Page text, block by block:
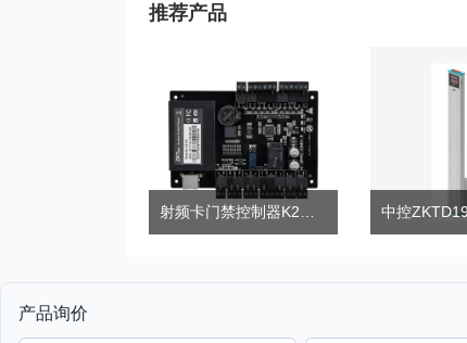
推荐产品
射频卡门禁控制器K2系列
产品询价